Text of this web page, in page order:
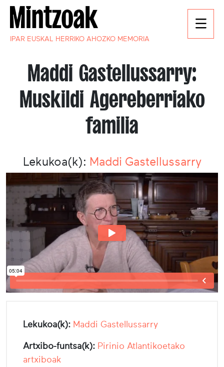
IPAR EUSKAL HERRIKO AHOZKO MEMORIA
Maddi Gastellussarry:
Muskildi Agereberriako
familia
Lekukoa(k): Maddi Gastellussarry
Lekukoa(k): Maddi Gastellussarry
Artxibo-funtsa(k): Pirinio Atlantikoetako
artxiboak